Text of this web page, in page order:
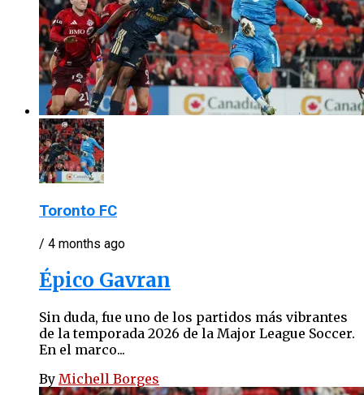
Toronto FC
/ 4 months ago
Épico Gavran
Sin duda, fue uno de los partidos más vibrantes
de la temporada 2026 de la Major League Soccer.
En el marco...
By Michell Borges